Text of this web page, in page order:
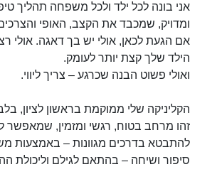
אני בונה לכל ילד ולכל משפחה תהליך
ומדויק, שמכבד את הקצב, האופי
אם הגעת לכאן, אולי יש בך דאגה. אולי
הילד שלך קצת יותר לעומק.
ואולי פשוט הבנה שכרגע – צריך ליווי.
הקליניקה שלי ממוקמת בראשון לציון,
זהו מרחב בטוח, רגשי ומזמין, שמאפשר
להתבטא בדרכים מגוונות – באמצעות
סיפור ושיחה – בהתאם לגילם וליכולת